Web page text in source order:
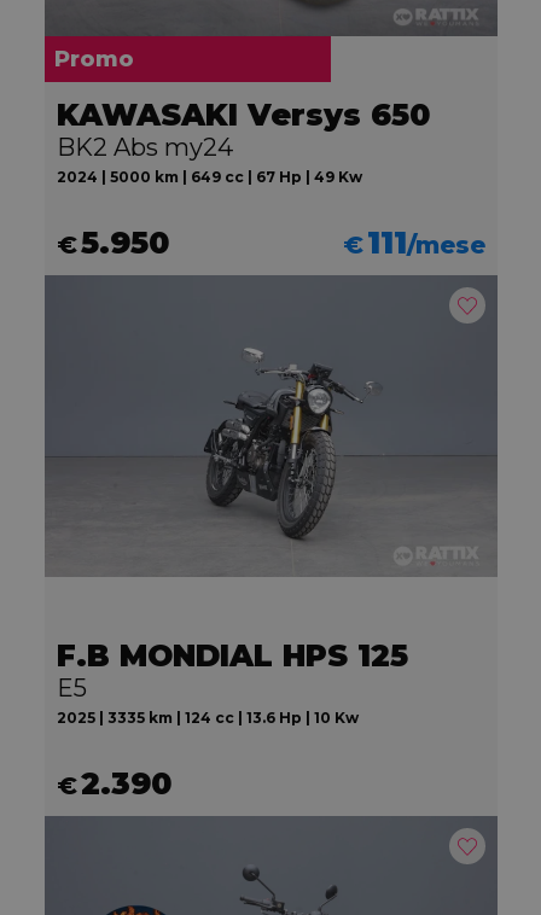
Promo
KAWASAKI Versys 650
BK2 Abs my24
2024 | 5000 km | 649 cc | 67 Hp | 49 Kw
€5.950 €111/mese
F.B MONDIAL HPS 125
E5
2025 | 3335 km | 124 cc | 13.6 Hp | 10 Kw
€2.390